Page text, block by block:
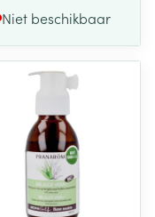
Niet beschikbaar